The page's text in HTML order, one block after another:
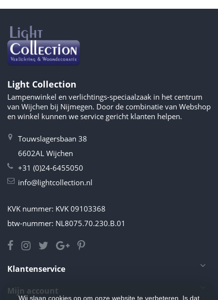
Light Collection
Lampenwinkel en verlichtings-speciaalzaak in het centrum
van Wijchen bij Nijmegen. Door de combinatie van Webshop
en winkel kunnen we service gericht klanten helpen.
Touwslagersbaan 38
6602AL Wijchen
+31 (0)24-6455050
info@lightcollection.nl
KVK nummer: KVK 09103368
btw-nummer: NL8075.70.230.B.01
Klantenservice
Mijn account
Wij slaan cookies op om onze website te verbeteren. Is dat